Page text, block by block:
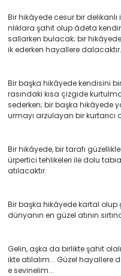
Bir hikâyede cesur bir
nlıklara şahit olup âdeta
sallarken bulacak; bir hikâyede
ik ederken hayallere dalacaktır.
Bir başka hikâyede kendisini
rasındaki kısa çizgide
sederken; bir başka hikâyede
urmayı arzulayan bir kurtarıcı
Bir hikâyede, bir tarafı
ürpertici tehlikeleri ile dolu
atılacaktır.
Bir başka hikâyede kartal
dünyanın en güzel atının
Gelin, aşka da birlikte şahit
ikte atılalım... Güzel hayallere
e sevinelim...